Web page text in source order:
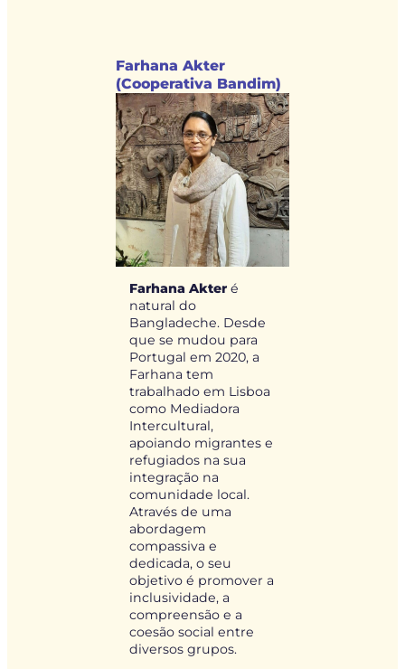
Farhana Akter
(Cooperativa Bandim)
Farhana Akter é
natural do
Bangladeche. Desde
que se mudou para
Portugal em 2020, a
Farhana tem
trabalhado em Lisboa
como Mediadora
Intercultural,
apoiando migrantes e
refugiados na sua
integração na
comunidade local.
Através de uma
abordagem
compassiva e
dedicada, o seu
objetivo é promover a
inclusividade, a
compreensão e a
coesão social entre
diversos grupos.